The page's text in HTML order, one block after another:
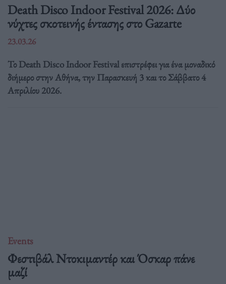
Death Disco Indoor Festival 2026: Δύο
νύχτες σκοτεινής έντασης στο Gazarte
23.03.26
Το Death Disco Indoor Festival επιστρέφει για ένα μοναδικό
διήμερο στην Αθήνα, την Παρασκευή 3 και το Σάββατο 4
Απριλίου 2026.
Events
Φεστιβάλ Ντοκιμαντέρ και Όσκαρ πάνε
μαζί